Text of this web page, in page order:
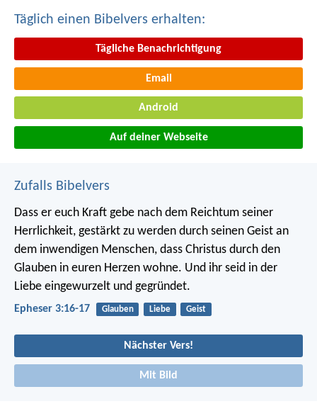
Täglich einen Bibelvers erhalten:
Tägliche Benachrichtigung
Email
Android
Auf deiner Webseite
Zufalls Bibelvers
Dass er euch Kraft gebe nach dem Reichtum seiner
Herrlichkeit, gestärkt zu werden durch seinen Geist an
dem inwendigen Menschen, dass Christus durch den
Glauben in euren Herzen wohne. Und ihr seid in der
Liebe eingewurzelt und gegründet.
Epheser 3:16-17 Glauben Liebe Geist
Nächster Vers!
Mit Bild